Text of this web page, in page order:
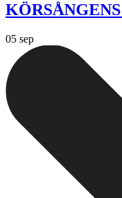
05 sep